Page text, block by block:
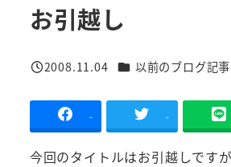
お引越し
投稿日
2008.11.04 カテゴリー
以前のブログ記事
- -
今回のタイトルはお引越しです